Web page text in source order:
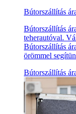
Bútorszállítás
Bútorszállítás
teherautóval.
Bútorszállítás
örömmel
Bútorszállítás